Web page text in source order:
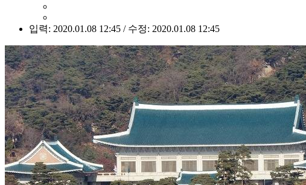
입력: 2020.01.08 12:45 / 수정: 2020.01.08 12:45